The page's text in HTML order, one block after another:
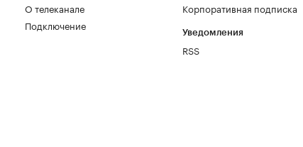
О телеканале
Подключение
Корпоративная подписка
Уведомления
RSS